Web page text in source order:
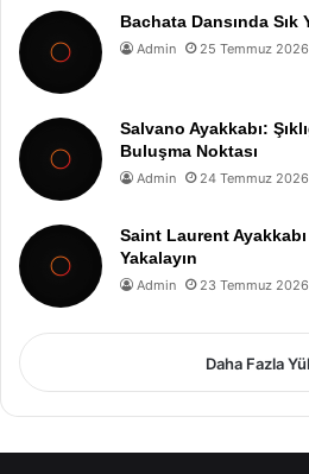
Bachata Dansında Sık
Admin 25 Temmuz 2026
Salvano Ayakkabı:
Buluşma Noktası
Admin 24 Temmuz 2026
Saint Laurent Ayakkabı
Yakalayın
Admin 23 Temmuz 2026
Daha Fazla